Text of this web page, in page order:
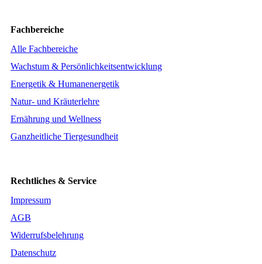
Fachbereiche
Alle Fachbereiche
Wachstum & Persönlichkeitsentwicklung
Energetik & Humanenergetik
Natur- und Kräuterlehre
Ernährung und Wellness
Ganzheitliche Tiergesundheit
Rechtliches & Service
Impressum
AGB
Widerrufsbelehrung
Datenschutz